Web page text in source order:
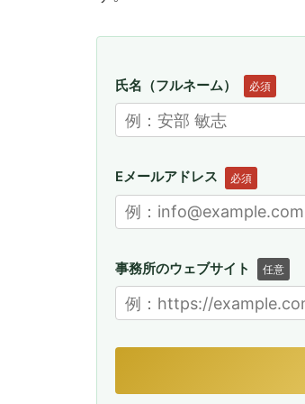
氏名（フルネーム） 必須
Eメールアドレス 必須
事務所のウェブサイト 任意